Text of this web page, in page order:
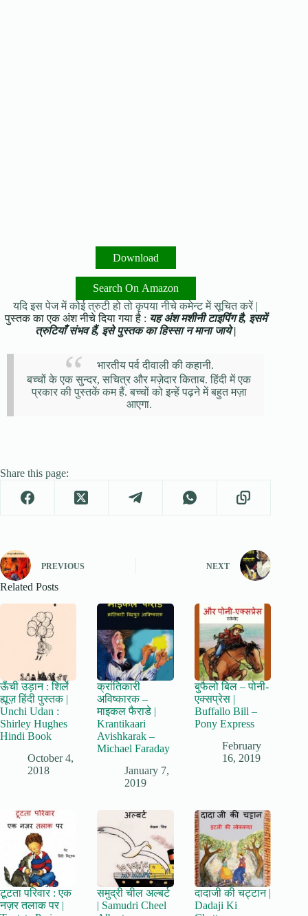
Download
Search On Amazon
यदि इस पेज में कोई त्रुटी हो तो कृपया नीचे कमेन्ट में सूचित करें |
पुस्तक का एक अंश नीचे दिया गया है : यह अंश मशीनी टाइपिंग है, इसमें
त्रुटियाँ संभव हैं, इसे पुस्तक का हिस्सा न माना जाये |
भारतीय पर्व दीवाली की कहानी.
बच्चों के एक सुन्दर, सचित्र और मज़ेदार किताब. हिंदी में एक
प्रकार की पुस्तकें कम हैं. बच्चों को इन्हें पढ़ने में बहुत मज़ा
आएगा.
Share this page:
PREVIOUS NEXT
Related Posts
ऊँची उड़ान : शिर्ले
ह्यूज़ हिंदी पुस्तक |
Unchi Udan :
Shirley Hughes
Hindi Book
October 4,
2018
क्रांतिकारी
अविष्कारक –
माइकल फैराडे |
Krantikaari
Avishkarak –
Michael Faraday
January 7,
2019
बुफैलो बिल – पोनी-
एक्सप्रेस |
Buffallo Bill –
Pony Express
February
16, 2019
टूटता परिवार : एक
नज़र तलाक पर |
समुद्री चील अल्बर्ट
| Samudri Cheel
दादाजी की चट्टान |
Dadaji Ki